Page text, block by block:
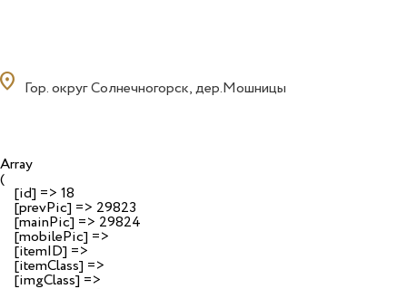
Гор. округ Солнечногорск, дер.Мошницы
Array
(
    [id] => 18
    [prevPic] => 29823
    [mainPic] => 29824
    [mobilePic] =>
    [itemID] =>
    [itemClass] =>
    [imgClass] =>